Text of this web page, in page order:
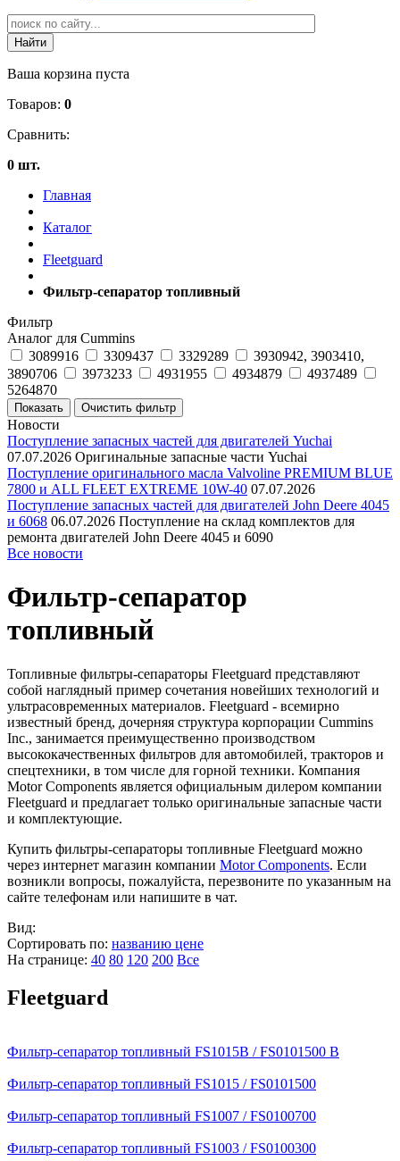
Ваша корзина пуста
Товаров: 0
Сравнить:
0 шт.
Главная
Каталог
Fleetguard
Фильтр-сепаратор топливный
Фильтр
Аналог для Cummins
3089916
3309437 3329289
3930942, 3903410,
3890706
3973233 4931955 4934879
4937489
5264870
Новости
Поступление запасных частей для двигателей Yuchai
07.07.2026 Оригинальные запасные части Yuchai
Поступление оригинального масла Valvoline PREMIUM BLUE
7800 и ALL FLEET EXTREME 10W-40 07.07.2026
Поступление запасных частей для двигателей John Deere 4045
и 6068 06.07.2026 Поступление на склад комплектов для
ремонта двигателей John Deere 4045 и 6090
Все новости
Фильтр-сепаратор
топливный
Топливные фильтры-сепараторы Fleetguard представляют
собой наглядный пример сочетания новейших технологий и
ультрасовременных материалов. Fleetguard - всемирно
известный бренд, дочерняя структура корпорации Cummins
Inc., занимается преимущественно производством
высококачественных фильтров для автомобилей, тракторов и
спецтехники, в том числе для горной техники. Компания
Motor Components является официальным дилером компании
Fleetguard и предлагает только оригинальные запасные части
и комплектующие.
Купить фильтры-сепараторы топливные Fleetguard можно
через интернет магазин компании Motor Components. Если
возникли вопросы, пожалуйста, перезвоните по указанным на
сайте телефонам или напишите в чат.
Вид:
Сортировать по: названию цене
На странице: 40 80 120 200 Все
Fleetguard
Фильтр-сепаратор топливный FS1015B / FS0101500 B
Фильтр-сепаратор топливный FS1015 / FS0101500
Фильтр-сепаратор топливный FS1007 / FS0100700
Фильтр-сепаратор топливный FS1003 / FS0100300